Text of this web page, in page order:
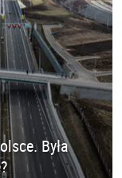
Była